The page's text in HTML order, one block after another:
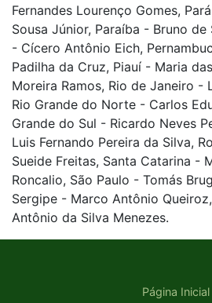
Fernandes Lourenço Gomes,
Sousa Júnior, Paraíba - Bruno de
- Cícero Antônio Eich,
Padilha da Cruz, Piauí - Maria
Moreira Ramos, Rio de Janeiro -
Rio Grande do Norte - Carlos
Grande do Sul - Ricardo Neves
Luis Fernando Pereira da Silva,
Sueide Freitas, Santa Catarina -
Roncalio, São Paulo - Tomás
Sergipe - Marco Antônio
Antônio da Silva Menezes.
Página Inicial